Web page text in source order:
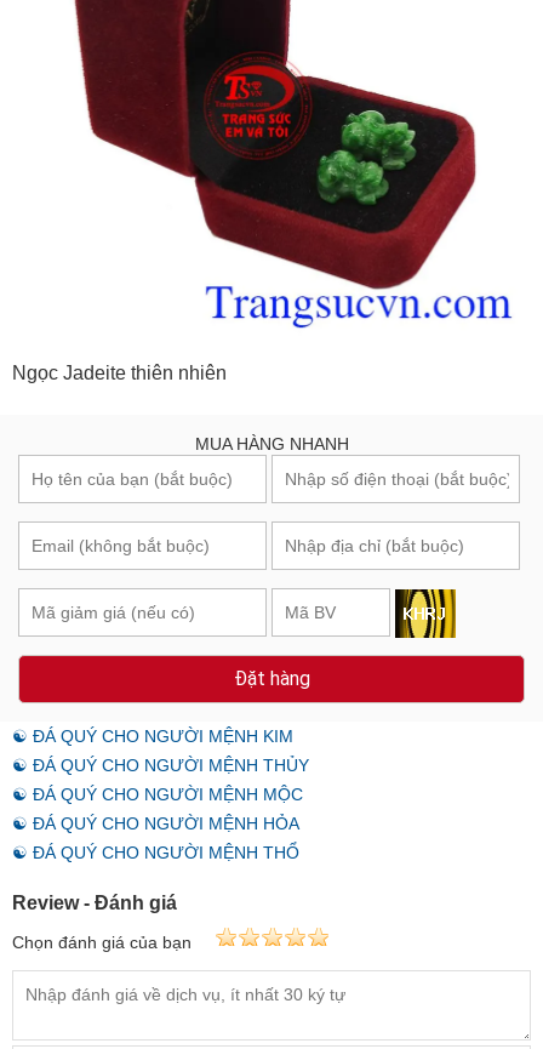
Ngọc Jadeite thiên nhiên
MUA HÀNG NHANH
Đặt hàng
☯ ĐÁ QUÝ CHO NGƯỜI MỆNH KIM
☯ ĐÁ QUÝ CHO NGƯỜI MỆNH THỦY
☯ ĐÁ QUÝ CHO NGƯỜI MỆNH MỘC
☯ ĐÁ QUÝ CHO NGƯỜI MỆNH HỎA
☯ ĐÁ QUÝ CHO NGƯỜI MỆNH THỔ
Review - Đánh giá
Chọn đánh giá của bạn